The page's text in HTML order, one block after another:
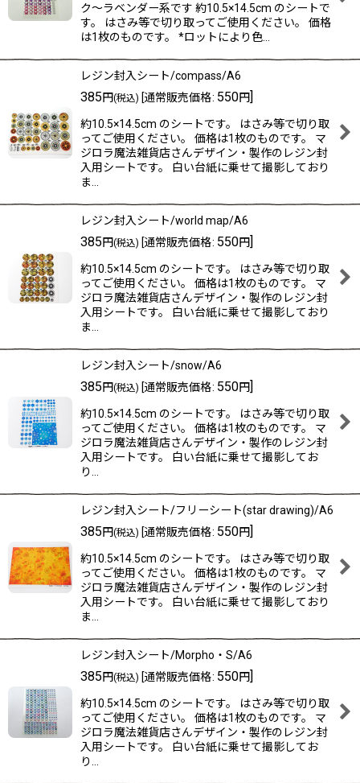
ク〜ラベンダー系です 約10.5×14.5cm のシートで
す。 はさみ等で切り取ってご使用ください。 価格
は1枚のものです。 *ロットにより色…
レジン封入シート/compass/A6
385円(税込) [通常販売価格: 550円]
約10.5×14.5cm のシートです。 はさみ等で切り取
ってご使用ください。 価格は1枚のものです。 マ
ジロラ魔法雑貨店さんデザイン・製作のレジン封
入用シートです。 白い台紙に乗せて撮影しており
ま…
レジン封入シート/world map/A6
385円(税込) [通常販売価格: 550円]
約10.5×14.5cm のシートです。 はさみ等で切り取
ってご使用ください。 価格は1枚のものです。 マ
ジロラ魔法雑貨店さんデザイン・製作のレジン封
入用シートです。 白い台紙に乗せて撮影しており
ま…
レジン封入シート/snow/A6
385円(税込) [通常販売価格: 550円]
約10.5×14.5cm のシートです。 はさみ等で切り取
ってご使用ください。 価格は1枚のものです。 マ
ジロラ魔法雑貨店さんデザイン・製作のレジン封
入用シートです。 白い台紙に乗せて撮影してお
り…
レジン封入シート/フリーシート(star drawing)/A6
385円(税込) [通常販売価格: 550円]
約10.5×14.5cm のシートです。 はさみ等で切り取
ってご使用ください。 価格は1枚のものです。 マ
ジロラ魔法雑貨店さんデザイン・製作のレジン封
入用シートです。 白い台紙に乗せて撮影しており
ま…
レジン封入シート/Morpho・S/A6
385円(税込) [通常販売価格: 550円]
約10.5×14.5cm のシートです。 はさみ等で切り取
ってご使用ください。 価格は1枚のものです。 マ
ジロラ魔法雑貨店さんデザイン・製作のレジン封
入用シートです。 白い台紙に乗せて撮影してお
り…